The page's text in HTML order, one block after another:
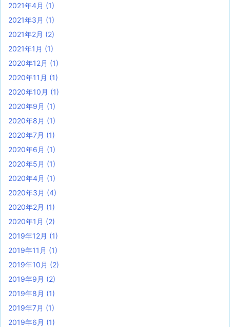
2021年4月 (1)
2021年3月 (1)
2021年2月 (2)
2021年1月 (1)
2020年12月 (1)
2020年11月 (1)
2020年10月 (1)
2020年9月 (1)
2020年8月 (1)
2020年7月 (1)
2020年6月 (1)
2020年5月 (1)
2020年4月 (1)
2020年3月 (4)
2020年2月 (1)
2020年1月 (2)
2019年12月 (1)
2019年11月 (1)
2019年10月 (2)
2019年9月 (2)
2019年8月 (1)
2019年7月 (1)
2019年6月 (1)